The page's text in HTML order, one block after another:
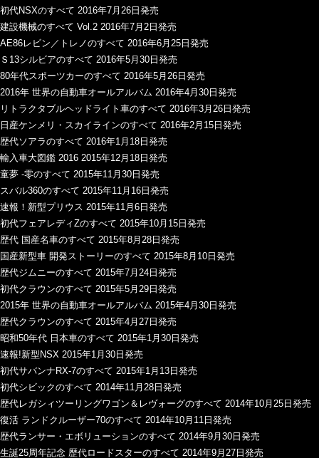
初代NSXのすべて 2016年7月26日発売
建設機械のすべて Vol.2 2016年7月2日発売
AE86レビン／トレノのすべて 2016年6月25日発売
Ｓ13シルビアのすべて 2016年5月30日発売
80年代スポーツカーのすべて 2016年5月26日発売
2016年 世界の自動車オールアルバム 2016年4月30日発売
リトラクタブルヘッドライト車のすべて 2016年3月26日発売
日産ケンメリ・スカイラインのすべて 2016年2月15日発売
歴代ソアラのすべて 2016年1月18日発売
輸入車大図鑑 2016 2015年12月18日発売
童夢 -零のすべて 2015年11月30日発売
スバル360のすべて 2015年11月16日発売
速報！新型プリウス 2015年11月6日発売
初代フェアレディZのすべて 2015年10月15日発売
歴代 国産名車のすべて 2015年8月28日発売
国産新型車 開発ストーリーのすべて 2015年8月10日発売
歴代ジムニーのすべて 2015年7月24日発売
初代クラウンのすべて 2015年5月29日発売
2015年 世界の自動車オールアルバム 2015年4月30日発売
歴代クラウンのすべて 2015年4月27日発売
昭和50年代 日本車のすべて 2015年1月30日発売
速報!新型NSX 2015年1月30日発売
初代サバンナRX-7のすべて 2015年1月13日発売
初代シビックのすべて 2014年11月28日発売
歴代レガシィツーリングワゴン＆レヴォーグのすべて 2014年10月25日発売
復活 ランドクルーザー70のすべて 2014年10月11日発売
歴代ランサー・エボリューションのすべて 2014年9月30日発売
生誕25周年記念 歴代ロードスターのすべて 2014年9月27日発売